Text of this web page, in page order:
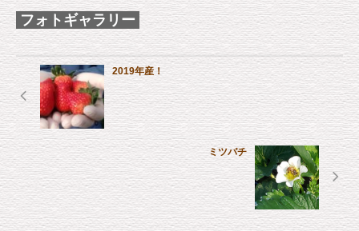
フォトギャラリー
2019年産！
ミツバチ